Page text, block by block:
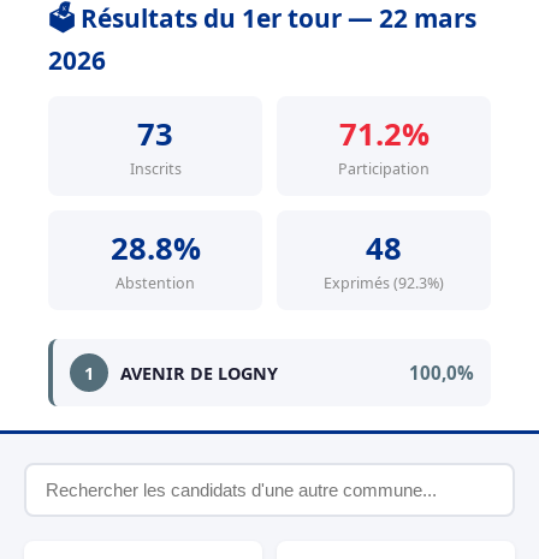
🗳️ Résultats du 1er tour — 22 mars
2026
73
Inscrits
71.2%
Participation
28.8%
Abstention
48
Exprimés (92.3%)
1 AVENIR DE LOGNY 100,0%